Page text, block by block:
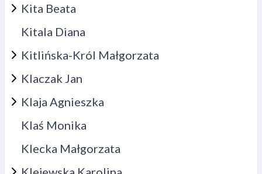
Kita Beata
Kitala Diana
Kitlińska-Król Małgorzata
Klaczak Jan
Klaja Agnieszka
Klaś Monika
Klecka Małgorzata